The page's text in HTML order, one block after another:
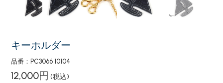
キーホルダー
品番：PC3066 10104
12,000円 (税込)